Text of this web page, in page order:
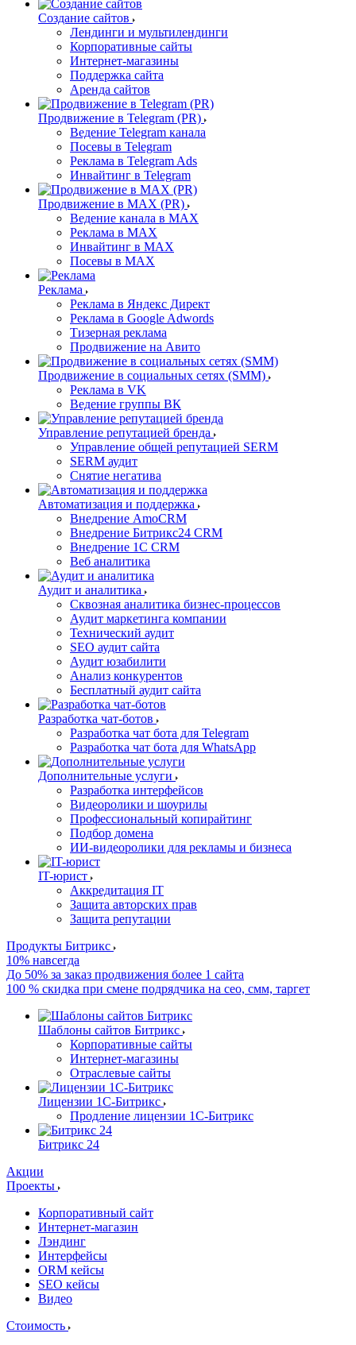
Создание сайтов
Лендинги и мультилендинги
Корпоративные сайты
Интернет-магазины
Поддержка сайта
Аренда сайтов
Продвижение в Telegram (PR)
Ведение Telegram канала
Посевы в Telegram
Реклама в Telegram Ads
Инвайтинг в Telegram
Продвижение в MAX (PR)
Ведение канала в MAX
Реклама в MAX
Инвайтинг в MAX
Посевы в MAX
Реклама
Реклама в Яндекс Директ
Реклама в Google Adwords
Тизерная реклама
Продвижение на Авито
Продвижение в социальных сетях (SMM)
Реклама в VK
Ведение группы ВК
Управление репутацией бренда
Управление общей репутацией SERM
SERM аудит
Снятие негатива
Автоматизация и поддержка
Внедрение AmoCRM
Внедрение Битрикс24 CRM
Внедрение 1C CRM
Веб аналитика
Аудит и аналитика
Сквозная аналитика бизнес-процессов
Аудит маркетинга компании
Технический аудит
SEO аудит сайта
Аудит юзабилити
Анализ конкурентов
Бесплатный аудит сайта
Разработка чат-ботов
Разработка чат бота для Telegram
Разработка чат бота для WhatsApp
Дополнительные услуги
Разработка интерфейсов
Видеоролики и шоурилы
Профессиональный копирайтинг
Подбор домена
ИИ-видеоролики для рекламы и бизнеса
IT-юрист
Аккредитация IT
Защита авторских прав
Защита репутации
Продукты Битрикс
10% навсегда
До 50% за заказ продвижения более 1 сайта
100 % скидка при смене подрядчика на сео, смм, таргет
Шаблоны сайтов Битрикс
Корпоративные сайты
Интернет-магазины
Отраслевые сайты
Лицензии 1С-Битрикс
Продление лицензии 1С-Битрикс
Битрикс 24
Акции
Проекты
Корпоративный сайт
Интернет-магазин
Лэндинг
Интерфейсы
ORM кейсы
SEO кейсы
Видео
Стоимость